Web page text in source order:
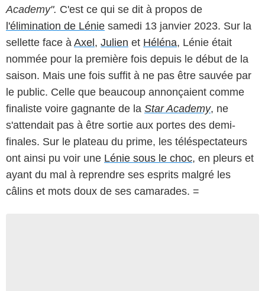
Academy". C'est ce qui se dit à propos de
l'élimination de Lénie samedi 13 janvier 2023. Sur la
sellette face à Axel , Julien et Héléna, Lénie était
nommée pour la première fois depuis le début de la
saison. Mais une fois suffit à ne pas être sauvée par
le public. Celle que beaucoup annonçaient comme
finaliste voire gagnante de la Star Academy, ne
s'attendait pas à être sortie aux portes des demi-
finales. Sur le plateau du prime, les téléspectateurs
ont ainsi pu voir une Lénie sous le choc, en pleurs et
ayant du mal à reprendre ses esprits malgré les
câlins et mots doux de ses camarades. =